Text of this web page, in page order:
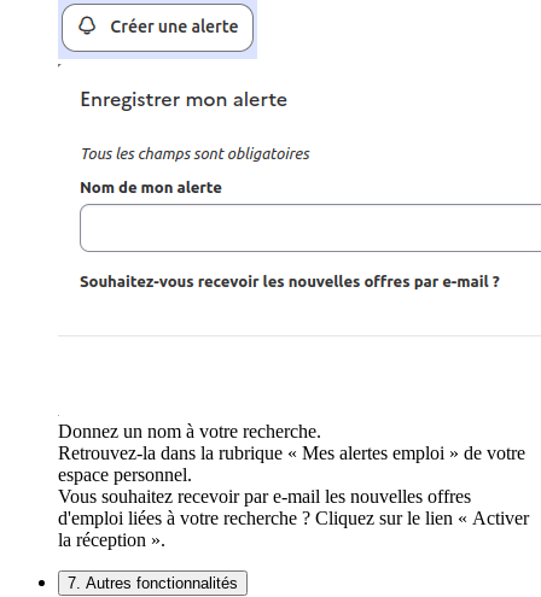
Donnez un nom à votre recherche.
Retrouvez-la dans la rubrique « Mes alertes emploi » de votre
espace personnel.
Vous souhaitez recevoir par e-mail les nouvelles offres
d'emploi liées à votre recherche ? Cliquez sur le lien « Activer
la réception ».
7. Autres fonctionnalités